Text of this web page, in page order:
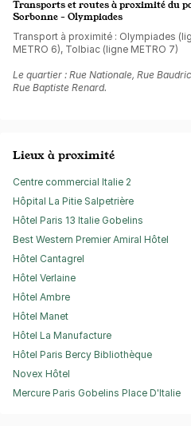
Transports et routes à proximité du
Sorbonne - Olympiades
Transport à proximité : Olympiades
METRO 6), Tolbiac (ligne METRO 7)
Le quartier : Rue Nationale, Rue
Rue Baptiste Renard.
Lieux à proximité
Centre commercial Italie 2
Hôpital La Pitie Salpetrière
Hôtel Paris 13 Italie Gobelins
Best Western Premier Amiral Hôtel
Hôtel Cantagrel
Hôtel Verlaine
Hôtel Ambre
Hôtel Manet
Hôtel La Manufacture
Hôtel Paris Bercy Bibliothèque
Novex Hôtel
Mercure Paris Gobelins Place D'Italie